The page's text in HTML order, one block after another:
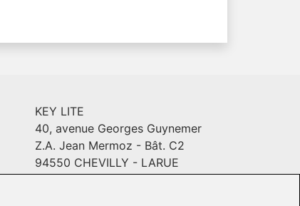
KEY LITE
40, avenue Georges Guynemer
Z.A. Jean Mermoz - Bât. C2
94550 CHEVILLY - LARUE